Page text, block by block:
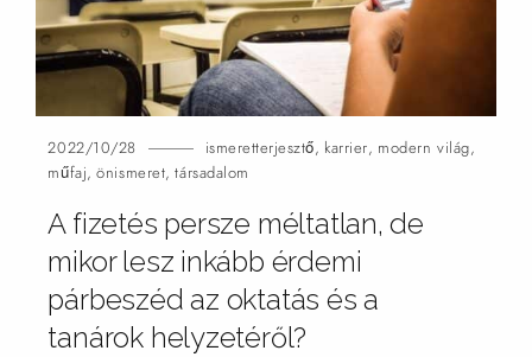
2022/10/28 ismeretterjesztő, karrier, modern világ,
műfaj,önismeret,társadalom
A fizetés persze méltatlan, de
mikor lesz inkább érdemi
párbeszéd az oktatás és a
tanárok helyzetéről?